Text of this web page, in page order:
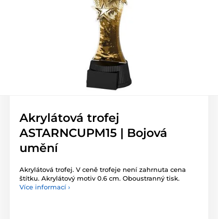
Akrylátová trofej
ASTARNCUPM15 | Bojová
umění
Akrylátová trofej. V ceně trofeje není zahrnuta cena
štítku. Akrylátový motiv 0.6 cm. Oboustranný tisk.
Více informací ›